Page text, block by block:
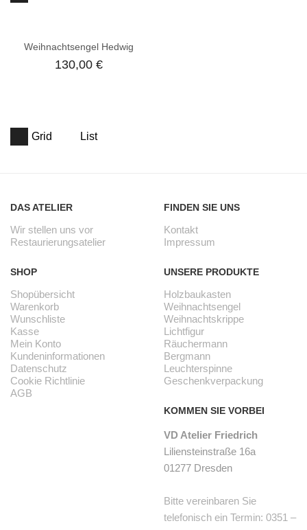
Weihnachtsengel Hedwig
130,00€
Grid List
DAS ATELIER
Wir stellen uns vor
Restaurierungsatelier
SHOP
Shopübersicht
Warenkorb
Wunschliste
Kasse
Mein Konto
Kundeninformationen
Datenschutz
Cookie Richtlinie
AGB
FINDEN SIE UNS
Kontakt
Impressum
UNSERE PRODUKTE
Holzbaukasten
Weihnachtsengel
Weihnachtskrippe
Lichtfigur
Räuchermann
Bergmann
Leuchterspinne
Geschenkverpackung
KOMMEN SIE VORBEI
VD Atelier Friedrich
Liliensteinstraße 16a
01277 Dresden
Bitte vereinbaren Sie
telefonisch ein Termin: 0351 –